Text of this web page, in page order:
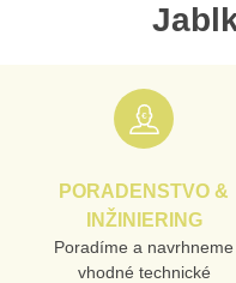
PORADENSTVO &
INŽINIERING
Poradíme a navrhneme
vhodné technické